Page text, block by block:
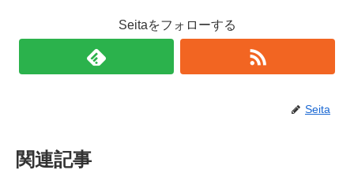
Seitaをフォローする
Seita
関連記事